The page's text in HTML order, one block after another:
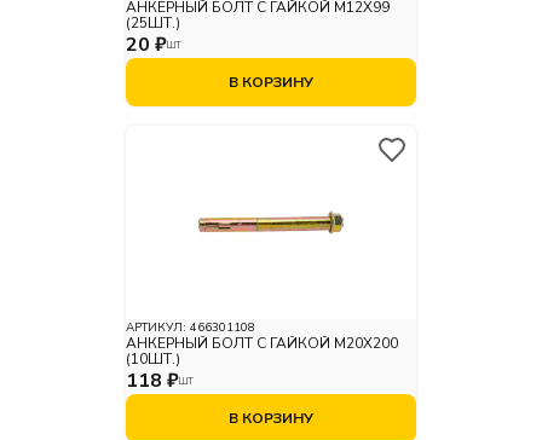
АНКЕРНЫЙ БОЛТ С ГАЙКОЙ М12X99
(25ШТ.)
20 ₽ШТ
В КОРЗИНУ
АРТИКУЛ: 466301108
АНКЕРНЫЙ БОЛТ С ГАЙКОЙ М20X200
(10ШТ.)
118 ₽ШТ
В КОРЗИНУ